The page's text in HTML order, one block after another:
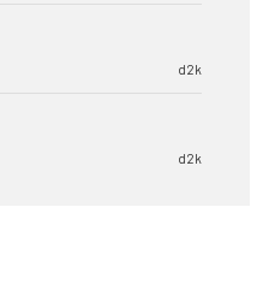
d2k
d2k